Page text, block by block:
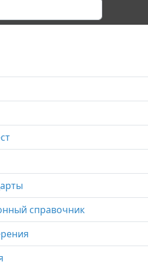
справочник